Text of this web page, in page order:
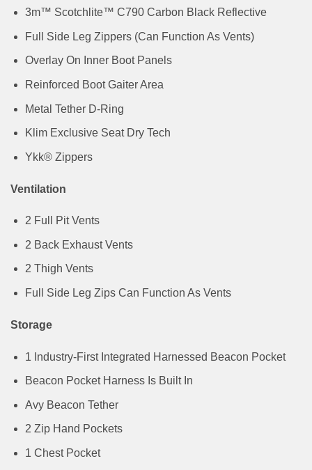
3m™ Scotchlite™ C790 Carbon Black Reflective
Full Side Leg Zippers (Can Function As Vents)
Overlay On Inner Boot Panels
Reinforced Boot Gaiter Area
Metal Tether D-Ring
Klim Exclusive Seat Dry Tech
Ykk® Zippers
Ventilation
2 Full Pit Vents
2 Back Exhaust Vents
2 Thigh Vents
Full Side Leg Zips Can Function As Vents
Storage
1 Industry-First Integrated Harnessed Beacon Pocket
Beacon Pocket Harness Is Built In
Avy Beacon Tether
2 Zip Hand Pockets
1 Chest Pocket